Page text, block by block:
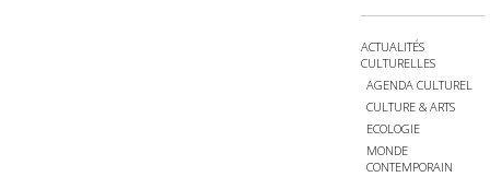
ACTUALITÉS
CULTURELLES
AGENDA CULTUREL
CULTURE & ARTS
ECOLOGIE
MONDE
CONTEMPORAIN